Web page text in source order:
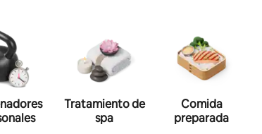
Tratamiento de
spa
Comida
preparada